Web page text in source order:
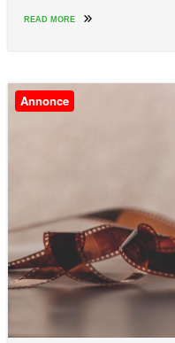
READ MORE
Annonce